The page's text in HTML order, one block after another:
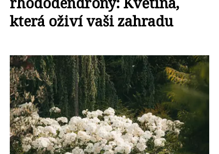
která oživí vaši zahradu